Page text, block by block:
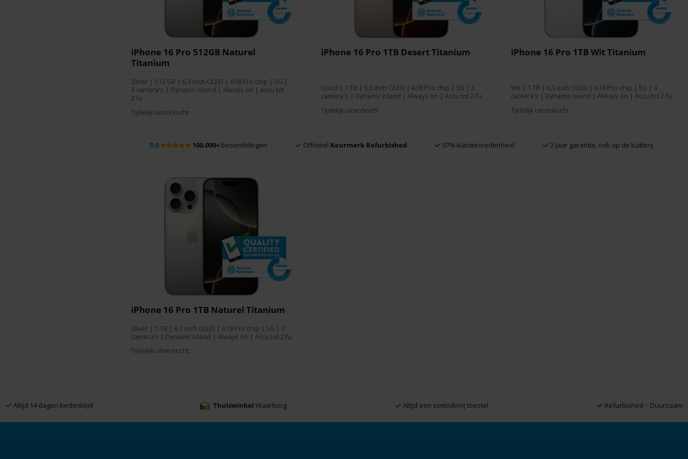
iPhone 16 Pro 512GB Naturel
Titanium
Zilver| 512 GB | 6,3 inch OLED | A18 Pro chip | 5G |
3 camera's | Dynamic Island | Always on | Accu tot
27u
Tijdelijk uitverkocht
iPhone 16 Pro 1TB Desert Titanium
Goud | 1 TB | 6,3 inch OLED | A18 Pro chip | 5G | 3
camera's | Dynamic Island | Always on | Accu tot 27u
Tijdelijk uitverkocht
iPhone 16 Pro 1TB Wit Titanium
Wit| 1 TB | 6,3 inch OLED | A18 Pro chip | 5G | 3
camera's | Dynamic Island | Always on | Accu tot 27u
Tijdelijk uitverkocht
9.0 100.000+beoordelingen Officieel Keurmerk Refurbished 97% klanttevredenheid 2 jaar garantie, ook op de batterij
iPhone 16 Pro 1TB Naturel Titanium
Zilver| 1 TB | 6,3 inch OLED | A18 Pro chip | 5G | 3
camera's | Dynamic Island | Always on | Accu tot 27u
Tijdelijk uitverkocht
Altijd 14 dagen bedenktijd Thuiswinkel Waarborg Altijd een simlockvrij toestel Refurbished =Duurzaam